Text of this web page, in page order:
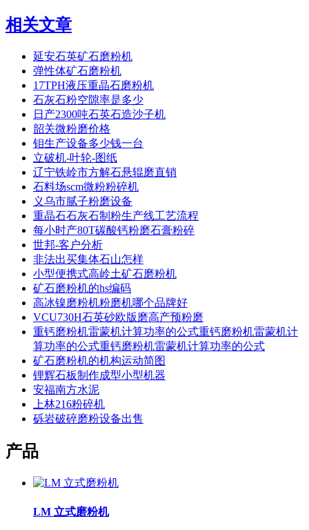
相关文章
延安石英矿石磨粉机
弹性体矿石磨粉机
17TPH液压重晶石磨粉机
石灰石粉空隙率是多少
日产2300吨石英石造沙子机
韶关微粉磨价格
钼生产设备多少钱一台
立破机-叶轮-图纸
辽宁铁岭市方解石悬辊磨直销
石料场scm微粉粉碎机
义乌市腻子粉磨设备
重晶石石灰石制粉生产线工艺流程
每小时产80T碳酸钙粉磨石膏粉碎
世邦-客户分析
非法出买集体石山怎样
小型便携式高岭土矿石磨粉机
矿石磨粉机的hs编码
高冰镍磨粉机粉磨机哪个品牌好
VCU730H石英砂欧版磨高产预粉磨
重钙磨粉机雷蒙机计算功率的公式重钙磨粉机雷蒙机计
算功率的公式重钙磨粉机雷蒙机计算功率的公式
矿石磨粉机的机构运动简图
锂辉石板制作成型小型机器
安福南方水泥
上林216粉碎机
砾岩破碎磨粉设备出售
产品
LM 立式磨粉机